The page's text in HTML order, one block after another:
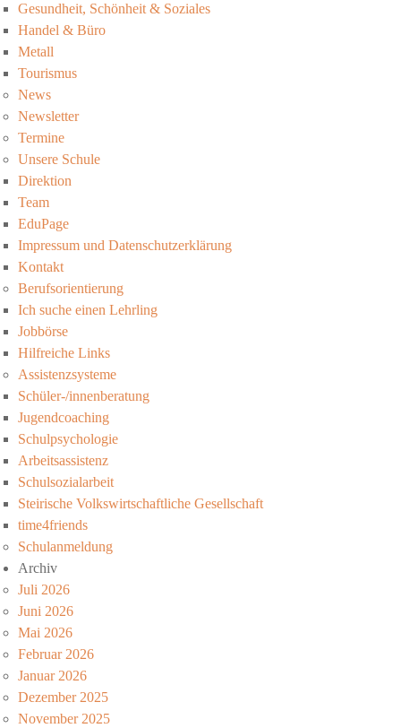
Gesundheit, Schönheit & Soziales
Handel & Büro
Metall
Tourismus
News
Newsletter
Termine
Unsere Schule
Direktion
Team
EduPage
Impressum und Datenschutzerklärung
Kontakt
Berufsorientierung
Ich suche einen Lehrling
Jobbörse
Hilfreiche Links
Assistenzsysteme
Schüler-/innenberatung
Jugendcoaching
Schulpsychologie
Arbeitsassistenz
Schulsozialarbeit
Steirische Volkswirtschaftliche Gesellschaft
time4friends
Schulanmeldung
Archiv
Juli 2026
Juni 2026
Mai 2026
Februar 2026
Januar 2026
Dezember 2025
November 2025